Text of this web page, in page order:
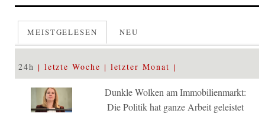
MEISTGELESEN NEU
24h letzte Woche letzter Monat
Dunkle Wolken am Immobilienmarkt:
Die Politik hat ganze Arbeit geleistet